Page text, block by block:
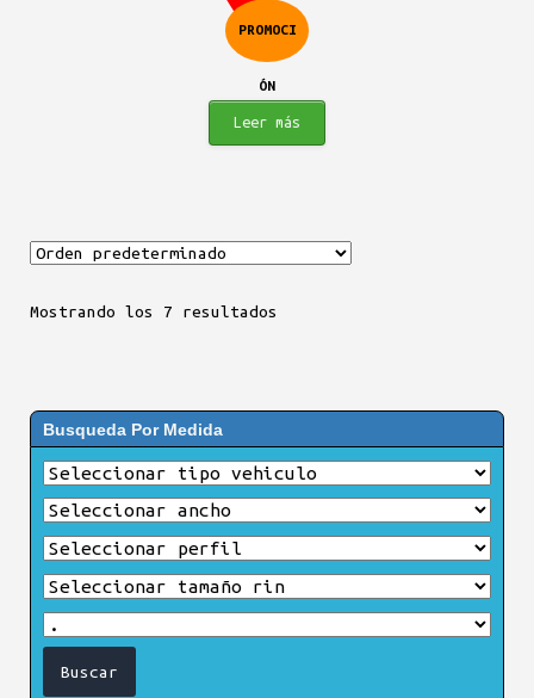
PROMOCI
ÓN
$294.900.
es:
$282.900.
Leer más
Mostrando los 7 resultados
Busqueda Por Medida